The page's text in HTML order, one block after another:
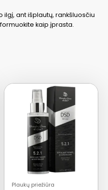
ilgį, ant išplautų, rankšluosčiu
kaip įprasta.
Plaukų priežiūra